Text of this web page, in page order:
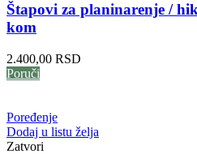
Štapovi za planinarenje /
kom
2.400,00 RSD
Poruči
Poređenje
Dodaj u listu želja
Zatvori